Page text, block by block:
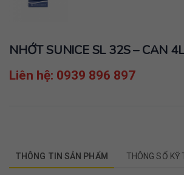
NHỚT SUNICE SL 32S – CAN
Liên hệ: 0939 896 897
THÔNG TIN SẢN PHẨM THÔNG SỐ KỸ